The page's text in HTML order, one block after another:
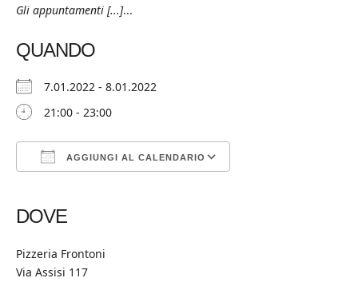
Gli appuntamenti [...]...
QUANDO
7.01.2022 - 8.01.2022
21:00 - 23:00
AGGIUNGI AL CALENDARIO
DOVE
Pizzeria Frontoni
Via Assisi 117